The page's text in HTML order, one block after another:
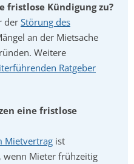
fristlose Kündigung zu?
der Störung des
an der Mietsache
Weitere
Ratgeber
eine fristlose
Mietvertrag ist
wenn Mieter frühzeitig